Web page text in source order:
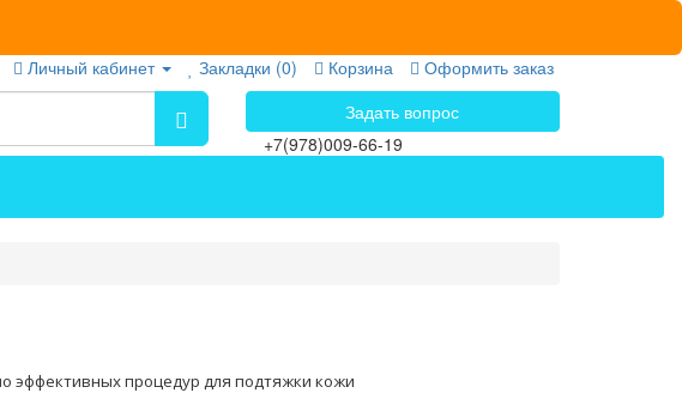
Личный кабинет Закладки (0) Корзина
Оформить заказ
Задать вопрос
+7(978)009-66-19
эффективных процедур для подтяжки кожи